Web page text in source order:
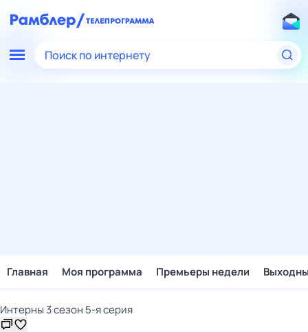
Поиск по интернету
Главная Моя программа Премьеры недели
Интерны 3 сезон 5-я серия